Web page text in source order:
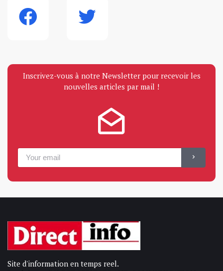
Inscrivez-vous à notre Newsletter pour recevoir les
nouvelles articles par mail !
Site d'information en temps reel.